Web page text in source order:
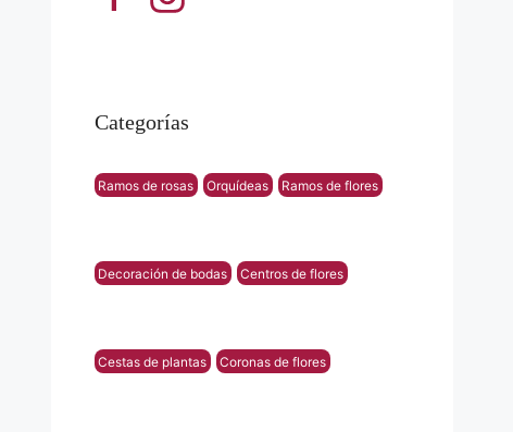
Categorías
Ramos de rosas Orquídeas Ramos de flores
Decoración de bodas Centros de flores
Cestas de plantas Coronas de flores